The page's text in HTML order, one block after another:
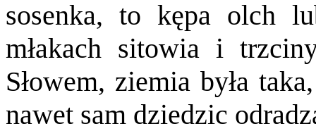
sosenka, to kępa olch
młakach sitowia i
Słowem, ziemia była
nawet sam dziedzic